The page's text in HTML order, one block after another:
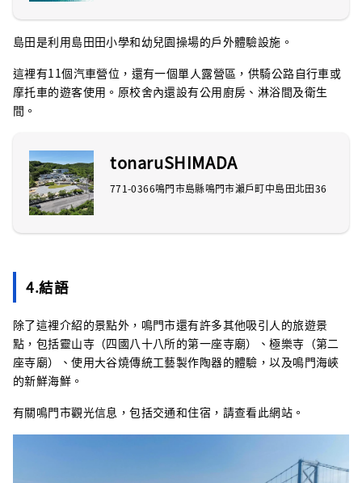
島田是利用島田田小學和幼兒園操場的戶外體驗設施。
這裡有11個汽車營位，還有一個單人露營區，供騎公路自行車或
摩托車的遊客使用。原校舍內還設有公用廚房、淋浴間及衛生
間。
tonaruSHIMADA
771-0366鳴門市島縣鳴門市瀨戶町中島田北田36
4.結語
除了這裡介紹的景點外，鳴門市還有許多其他吸引人的旅遊景
點，包括靈山寺（四國八十八所的第一座寺廟）、極樂寺（第二
座寺廟）、使用大谷燒傳統工藝製作陶器的體驗，以及鳴門海峽
的新鮮海鮮。
有關鳴門市觀光信息，包括交通和住宿，請查看此網站。